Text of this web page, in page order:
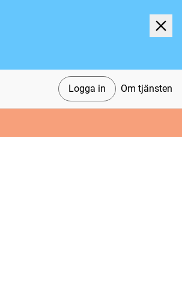
Logga in Om tjänsten